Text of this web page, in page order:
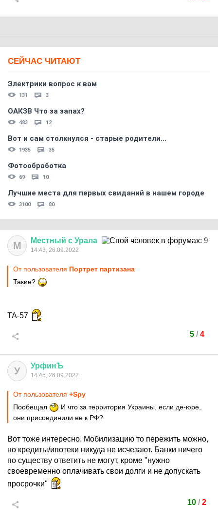
СЕЙЧАС ЧИТАЮТ
Электрики вопрос к вам
131 3
ОАКЗВ Что за запах?
483 12
Вот и сам столкнулся - старые родители...
1935 35
Фотообработка
69 10
Лучшие места для первых свиданий в нашем городе
3100 80
М Местный с Урала
14:43, 26.09.2022
От пользователя Портрет партизана
Такие?
ТА-57
5/ 4
У УрфинЪ
14:45, 26.09.2022
От пользователя +Spy
Пообещал
И что за территория Украины, если де-юре,
они присоединили ее к РФ?
Вот тоже интересно. Мобилизацию то пережить можно,
но кредиты/ипотеки никуда не исчезают. Банки ничего
по существу ответить не могут, кроме "нужно
своевременно оплачивать свои долги и не допускать
просрочки"
10 / 2